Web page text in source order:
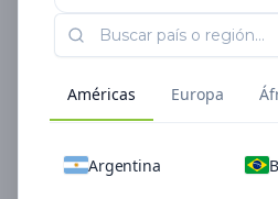
Américas Europa
Argentina